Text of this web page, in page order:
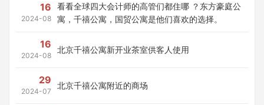
16
2024-08
看看全球四大会计师的高管们都住哪 ？东方豪庭公
寓，千禧公寓，国贸公寓是他们喜欢的选择。
16
2024-08
北京千禧公寓新开业茶室供客人使用
29
2024-07
北京千禧公寓附近的商场